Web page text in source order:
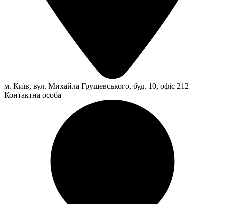
м. Київ, вул. Михайла Грушевського, буд. 10, офіс 212
Контактна особа